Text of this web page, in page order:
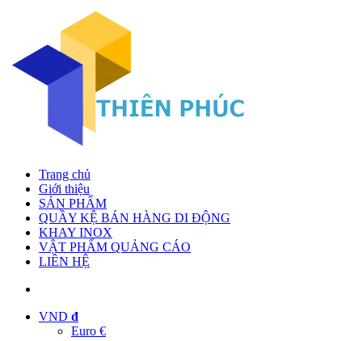
Trang chủ
Giới thiệu
SẢN PHẨM
QUẦY KỆ BÁN HÀNG DI ĐỘNG
KHAY INOX
VẬT PHẨM QUẢNG CÁO
LIÊN HỆ
VND đ
Euro €